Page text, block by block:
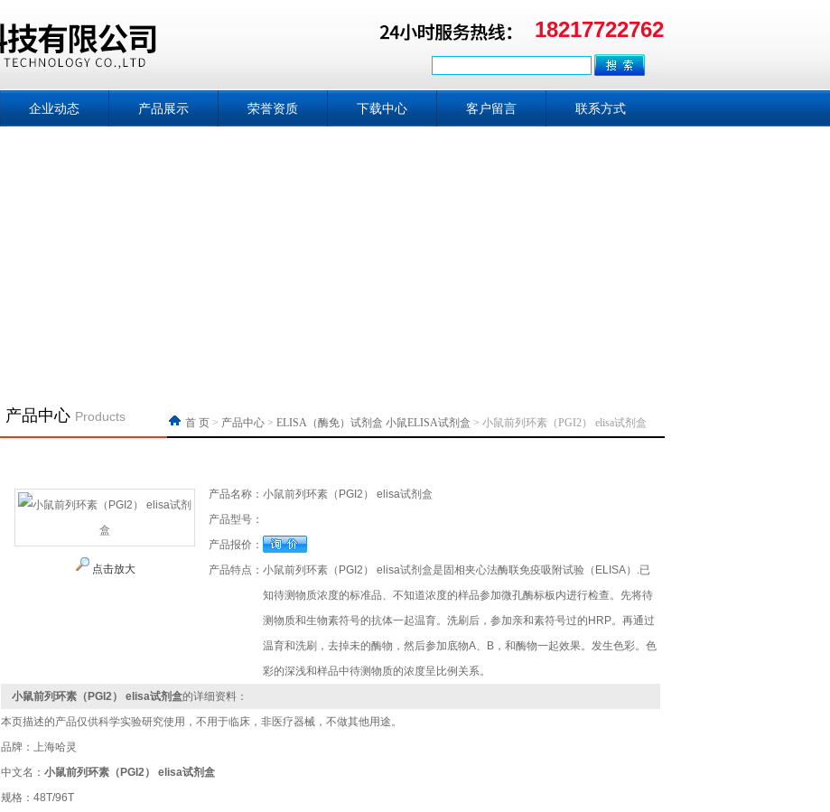
18217722762
企业动态 产品展示 荣誉资质 下载中心 客户留言 联系方式
产品中心 Products 首 页 > 产品中心 > ELISA（酶免）试剂盒 小鼠ELISA试剂盒 > 小鼠前列环素（PGI2） elisa试剂盒
点击放大
产品名称： 小鼠前列环素（PGI2） elisa试剂盒
产品型号：
产品报价：
产品特点： 小鼠前列环素（PGI2） elisa试剂盒是固相夹心法酶联免疫吸附试验（ELISA）.已
知待测物质浓度的标准品、不知道浓度的样品参加微孔酶标板内进行检查。先将待
测物质和生物素符号的抗体一起温育。洗刷后，参加亲和素符号过的HRP。再通过
温育和洗刷，去掉未的酶物，然后参加底物A、B，和酶物一起效果。发生色彩。色
彩的深浅和样品中待测物质的浓度呈比例关系。
小鼠前列环素（PGI2） elisa试剂盒的详细资料：
本页描述的产品仅供科学实验研究使用，不用于临床，非医疗器械，不做其他用途。
品牌：上海哈灵
中文名： 小鼠前列环素（PGI2） elisa试剂盒
规格：48T/96T